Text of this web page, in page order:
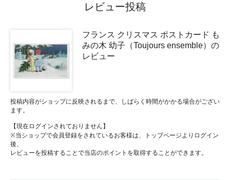
レビュー投稿
フランス クリスマス ポストカード も
みの木 幼子（Toujours ensemble）の
レビュー
投稿内容がショップに反映されるまで、しばらく時間がかかる場合がござい
ます。
【現在ログインされておりません】
※当ショップで会員登録をされているお客様は、トップページよりログイン
後、
レビューを投稿することで当店のポイントを取得することができます。